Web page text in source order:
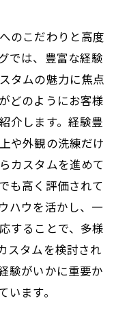
のこだわりと高度
では、豊富な経験
タムの魅力に焦点
どのようにお客様
介します。経験豊
や外観の洗練だけ
カスタムを進めて
も高く評価されて
ハウを活かし、一
することで、多様
スタムを検討され
験がいかに重要か
ます。